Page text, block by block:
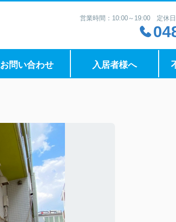
営業時間：10:00～19:00 定休日
お問い合わせ 入居者様へ